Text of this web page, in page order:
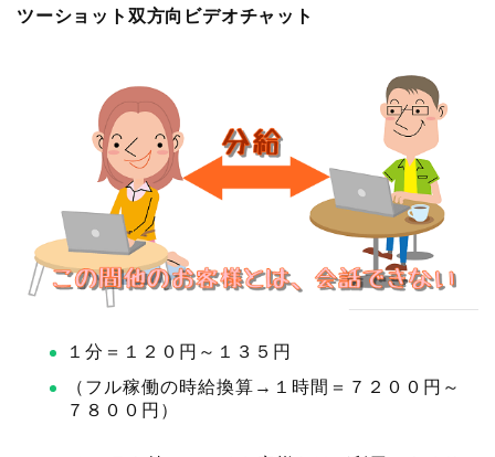
ツーショット双方向ビデオチャット
１分＝１２０円～１３５円
（フル稼働の時給換算→１時間＝７２００円～
７８００円）